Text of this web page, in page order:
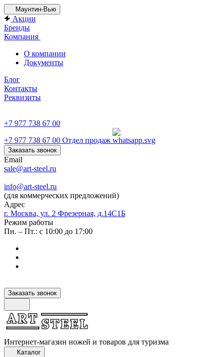
Маунтин-Вью
Акции
Бренды
Компания
О компании
Документы
Блог
Контакты
Реквизиты
+7 977 738 67 00
+7 977 738 67 00 Отдел продаж
Заказать звонок
Email
sale@art-steel.ru
info@art-steel.ru
(для коммерческих предложений)
Адрес
г. Москва, ул. 2 Фрезерная, д.14С1Б
Режим работы
Пн. – Пт.: с 10:00 до 17:00
Заказать звонок
Интернет-магазин ножей и товаров для туризма
Каталог